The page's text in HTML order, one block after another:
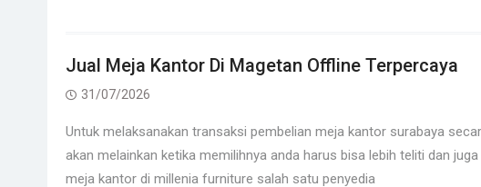
Jual Meja Kantor Di Magetan Offline Terpercaya
31/07/2026
Untuk melaksanakan transaksi pembelian meja kantor surabaya
akan melainkan ketika memilihnya anda harus bisa lebih teliti dan
meja kantor di millenia furniture salah satu penyedia